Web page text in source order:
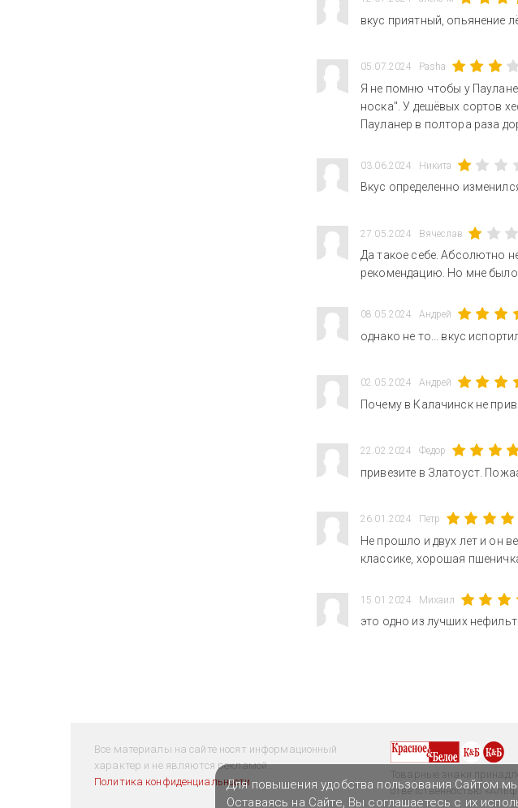
вкус приятный, опьянение
05.07.2024 Pasha
Я не помню чтобы у
носка". У дешёвых сортов
Пауланер в полтора раза
03.06.2024 Никита
Вкус определенно
27.05.2024 Вячеслав
Да такое себе. Абсолютно
рекомендацию. Но мне было
08.05.2024 Андрей
однако не то... вкус
02.05.2024 Андрей
Почему в Калачинск не
22.02.2024 Федор
привезите в Златоуст.
26.01.2024 Петр
Не прошло и двух лет и он
классике, хорошая
15.01.2024 Михаил
это одно из лучших
Все материалы на сайте носят информационный
характер и не являются рекламой.
Политика конфиденциальности
Товарные знаки
ответственностью
Для повышения удобства пользования Сайтом
Оставаясь на Сайте, Вы соглашаетесь с их